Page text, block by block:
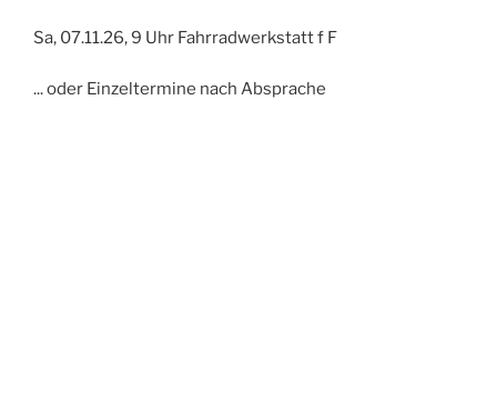
Sa, 07.11.26, 9 Uhr Fahrradwerkstatt f F
... oder Einzeltermine nach Absprache